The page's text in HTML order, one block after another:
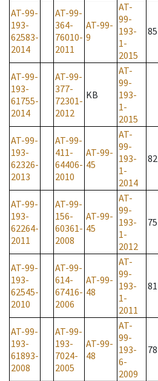
AT-99-
193-
62583-
2014
AT-99-
364-
76010-
2011
AT-99-
9
AT-
99-
193-
1-
2015
85
AT-99-
193-
61755-
2014
AT-99-
377-
72301-
2012
KB
AT-
99-
193-
1-
2015
AT-99-
193-
62326-
2013
AT-99-
411-
64406-
2010
AT-99-
45
AT-
99-
193-
1-
2014
82
AT-99-
193-
62264-
2011
AT-99-
156-
60361-
2008
AT-99-
45
AT-
99-
193-
1-
2012
75
AT-99-
193-
62545-
2010
AT-99-
614-
67416-
2006
AT-99-
48
AT-
99-
193-
1-
2011
81
AT-99-
193-
61893-
2008
AT-99-
193-
7024-
2005
AT-99-
48
AT-
99-
193-
6-
2009
78